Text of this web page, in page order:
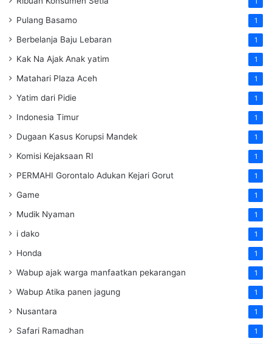
Pulang Basamo 1
Berbelanja Baju Lebaran 1
Kak Na Ajak Anak yatim 1
Matahari Plaza Aceh 1
Yatim dari Pidie 1
Indonesia Timur 1
Dugaan Kasus Korupsi Mandek 1
Komisi Kejaksaan RI 1
PERMAHI Gorontalo Adukan Kejari Gorut 1
Game 1
Mudik Nyaman 1
i dako 1
Honda 1
Wabup ajak warga manfaatkan pekarangan 1
Wabup Atika panen jagung 1
Nusantara 1
Safari Ramadhan 1